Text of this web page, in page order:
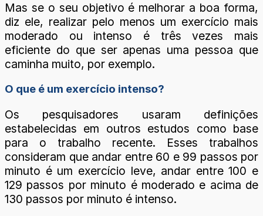
Mas se o seu objetivo é melhorar a boa forma,
diz ele, realizar pelo menos um exercício mais
moderado ou intenso é três vezes mais
eficiente do que ser apenas uma pessoa que
caminha muito, por exemplo.
O que é um exercício intenso?
Os pesquisadores usaram definições
estabelecidas em outros estudos como base
para o trabalho recente. Esses trabalhos
consideram que andar entre 60 e 99 passos por
minuto é um exercício leve, andar entre 100 e
129 passos por minuto é moderado e acima de
130 passos por minuto é intenso.